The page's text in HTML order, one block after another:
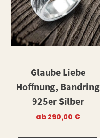
Glaube Liebe
Hoffnung, Bandring
925er Silber
ab 290,00 €